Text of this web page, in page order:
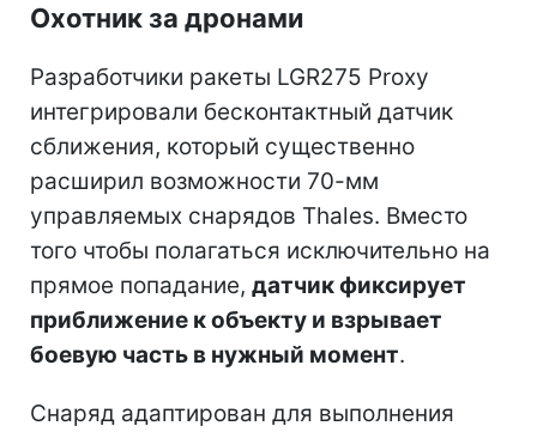
Охотник за дронами
Разработчики ракеты LGR275 Proxy
интегрировали бесконтактный датчик
сближения, который существенно
расширил возможности 70-мм
управляемых снарядов Thales. Вместо
того чтобы полагаться исключительно на
прямое попадание, датчик фиксирует
приближение к объекту и взрывает
боевую часть в нужный момент.
Снаряд адаптирован для выполнения